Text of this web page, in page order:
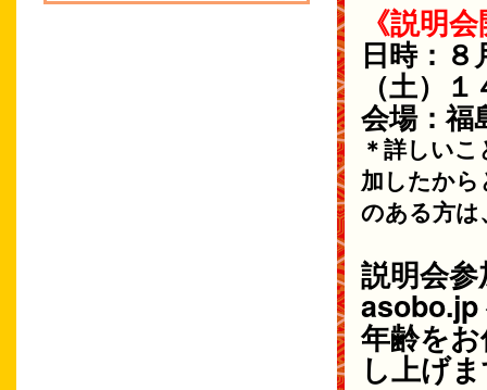
《説明
日時：
（土）
会場：福
＊詳しい
加したか
のある方
説明会
asobo.jp
年齢を
し上げ